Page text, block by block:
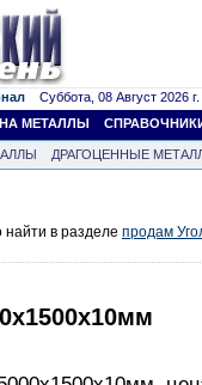
Суббота, 08 Август 2026 г.
МЕТАЛЛЫ
ДРАГОЦЕННЫЕ
в разделе продам